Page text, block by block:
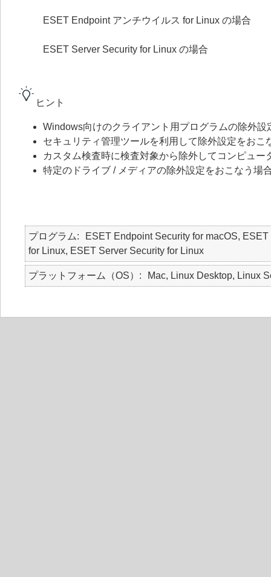
ESET Endpoint アンチウイルス for Linux の場合
ESET Server Security for Linux の場合
ヒント
Windows向けのクライアント用プログラムの除外設
セキュリティ管理ツールを利用して除外設定をおこ
カスタム検査時に検査対象から除外してコンピュー
特定のドライブ / メディアの除外設定をおこなう場
プログラム
ESET Endpoint Security for macOS,
for Linux, ESET Server Security for Linux
プラットフォーム（OS） Mac, Linux Desktop, Linux